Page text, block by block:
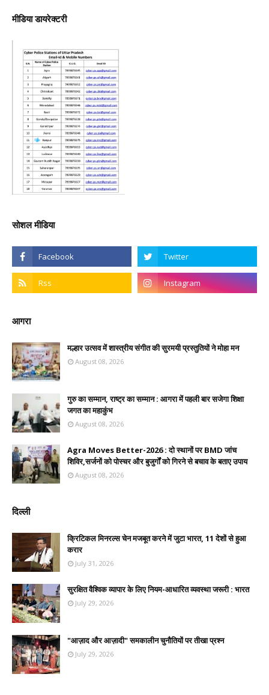
मीडिया डायरेक्टरी
सोशल मीडिया
आगरा
मल्हार उत्सव में शास्त्रीय संगीत की सुरमयी प्रस्तुतियों ने मोहा मन
August 08, 2026
गुरु का सम्मान, राष्ट्र का सम्मान : आगरा में पहली बार सजेगा शिक्षा
जगत का महाकुंभ
August 08, 2026
Agra Moves Better-2026 : दो स्थानों पर BMD जांच
शिविर,सर्जनों को पोस्चर और बुजुर्गों को गिरने से बचाव के बताए उपाय
August 08, 2026
दिल्ली
क्रिटिकल मिनरल्स चेन मजबूत करने में जुटा भारत, 11 देशों से हुआ
करार
July 31, 2026
सुरक्षित वैश्विक व्यापार के लिए नियम-आधारित व्यवस्था जरूरी : भारत
July 29, 2026
"आज़ाद और आज़ादी" समकालीन चुनौतियों पर तीखा प्रश्न
July 29, 2026